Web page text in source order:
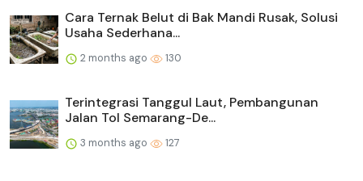
Cara Ternak Belut di Bak Mandi Rusak, Solusi
Usaha Sederhana...
2 months ago 130
Terintegrasi Tanggul Laut, Pembangunan
Jalan Tol Semarang-De...
3 months ago 127